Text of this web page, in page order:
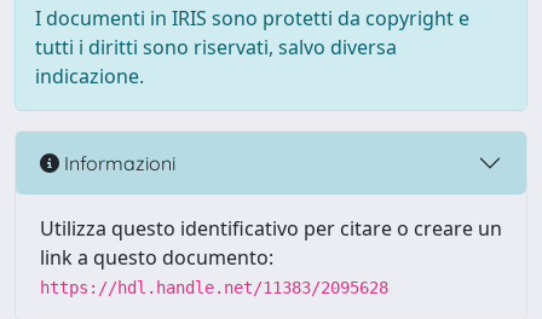
I documenti in IRIS sono protetti da copyright e
tutti i diritti sono riservati, salvo diversa
indicazione.
Informazioni
Utilizza questo identificativo per citare o creare un
link a questo documento:
https://hdl.handle.net/11383/2095628